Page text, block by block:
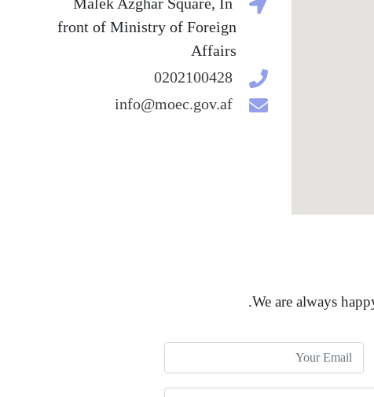
front of Ministry of Foreign
Affairs
0202100428
info@moec.gov.af
We are always